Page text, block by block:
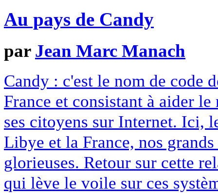
Au pays de Candy
par Jean Marc Manach
Candy : c'est le nom de code
France et consistant à aider
ses citoyens sur Internet. Ici,
Libye et la France, nos
glorieuses. Retour sur cette
qui lève le voile sur ces